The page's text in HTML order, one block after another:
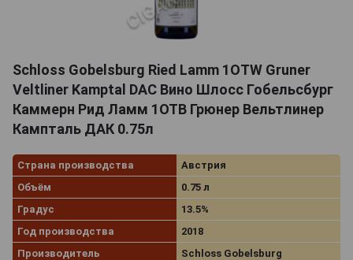
Schloss Gobelsburg Ried Lamm 1ОTW Gruner
Veltliner Kamptal DAC Вино Шлосс Гобельсбург
Каммерн Рид Ламм 1ОТВ Грюнер Вельтлинер
Кампталь ДАК 0.75л
Страна производства
Австрия
Объём
0.75 л
Градус
13.5%
Год производства
2018
Производитель
Schloss Gobelsburg